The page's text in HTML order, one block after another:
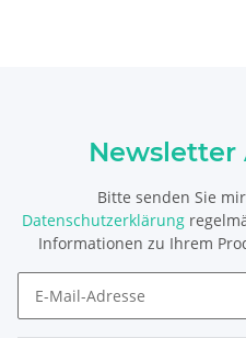
Newsletter
Bitte senden Sie
Datenschutzerklärung
Informationen zu Ihrem